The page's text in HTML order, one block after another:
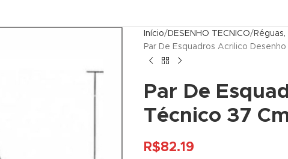
Início DESENHO TECNICO
Par De Esquadros Acrilico
Par De
Técnico 37
R$82.19